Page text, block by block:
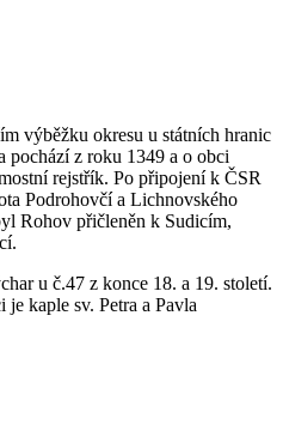
výběžku okresu u státních hranic
pochází z roku 1349 a o obci
rejstřík. Po připojení k ČSR
Podrohovčí a Lichnovského
Rohov přičleněn k Sudicím,
u č.47 z konce 18. a 19. století.
kaple sv. Petra a Pavla